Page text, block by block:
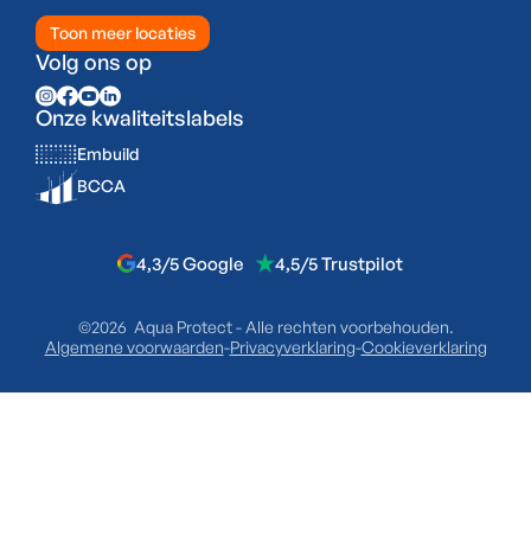
Toon meer locaties
Volg ons op
Onze kwaliteitslabels
Embuild
BCCA
4,3/5 Google 4,5/5 Trustpilot
©2026 Aqua Protect - Alle rechten voorbehouden.
Algemene voorwaarden-Privacyverklaring-Cookieverklaring